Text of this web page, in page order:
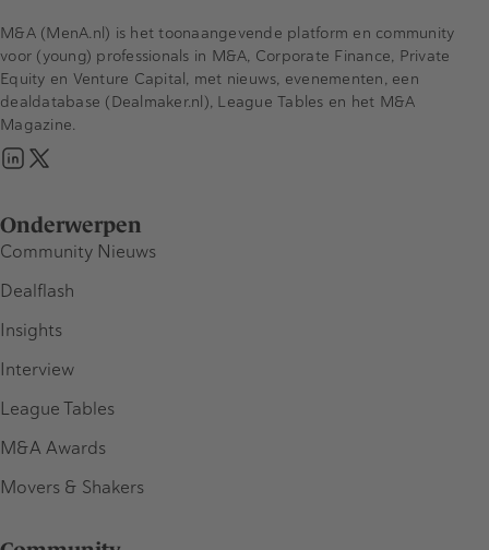
Onderwerpen
Community Nieuws
Dealflash
Insights
Interview
League Tables
M&A Awards
Movers & Shakers
M&A (MenA.nl) is het toonaangevende platform en community
voor (young) professionals in M&A, Corporate Finance, Private
Equity en Venture Capital, met nieuws, evenementen, een
dealdatabase (Dealmaker.nl), League Tables en het M&A
Magazine.